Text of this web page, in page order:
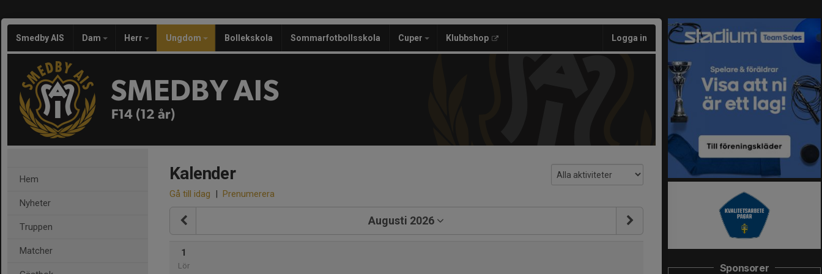
Smedby AIS Dam Herr Ungdom Bollekskola Sommarfotbollsskola Cuper Klubbshop Logga in
SMEDBY AIS
F14 (12 år)
Hem
Nyheter
Truppen
Matcher
Kalender
Gå till idag | Prenumerera
Augusti 2026
1
Lör Sponsorer